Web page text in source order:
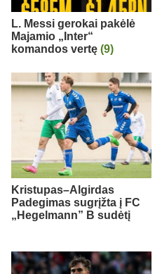
L. Messi gerokai pakėlė
Majamio „Inter“
komandos vertę (9)
Kristupas–Algirdas
Padegimas sugrįžta į FC
„Hegelmann” B sudėtį